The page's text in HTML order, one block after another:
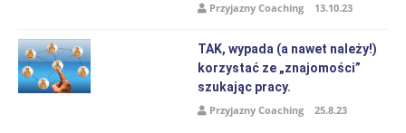
Przyjazny Coaching 13.10.23
TAK, wypada (a nawet należy!)
korzystać ze „znajomości”
szukając pracy.
Przyjazny Coaching 25.8.23